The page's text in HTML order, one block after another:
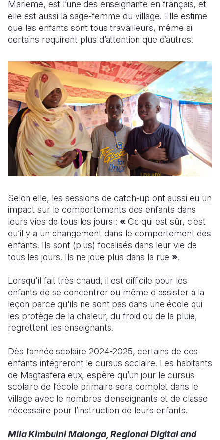
Marieme, est l’une des enseignante en français, et
elle est aussi la sage-femme du village. Elle estime
que les enfants sont tous travailleurs, même si
certains requirent plus d’attention que d’autres.
Selon elle, les sessions de catch-up ont aussi eu un
impact sur le comportements des enfants dans
leurs vies de tous les jours : « Ce qui est sûr, c’est
qu’il y a un changement dans le comportement des
enfants. Ils sont (plus) focalisés dans leur vie de
tous les jours. Ils ne joue plus dans la rue ».
Lorsqu'il fait très chaud, il est difficile pour les
enfants de se concentrer ou même d'assister à la
leçon parce qu'ils ne sont pas dans une école qui
les protège de la chaleur, du froid ou de la pluie,
regrettent les enseignants.
Dès l’année scolaire 2024-2025, certains de ces
enfants intégreront le cursus scolaire. Les habitants
de Magtasfera eux, espère qu’un jour le cursus
scolaire de l’école primaire sera complet dans le
village avec le nombres d’enseignants et de classe
nécessaire pour l’instruction de leurs enfants.
Mila Kimbuini Malonga, Regional Digital and